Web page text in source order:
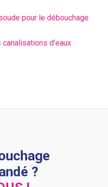
pour le débouchage
d’eaux
?